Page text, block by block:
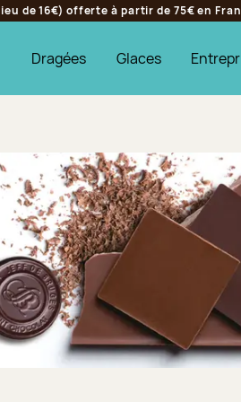
de 16€) offerte à partir de 75€ en
Dragées Glaces